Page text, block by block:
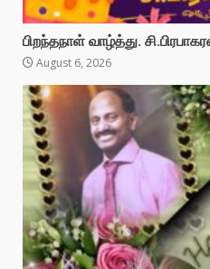
பிறந்தநாள் வாழ்த்து.
August 6, 2026